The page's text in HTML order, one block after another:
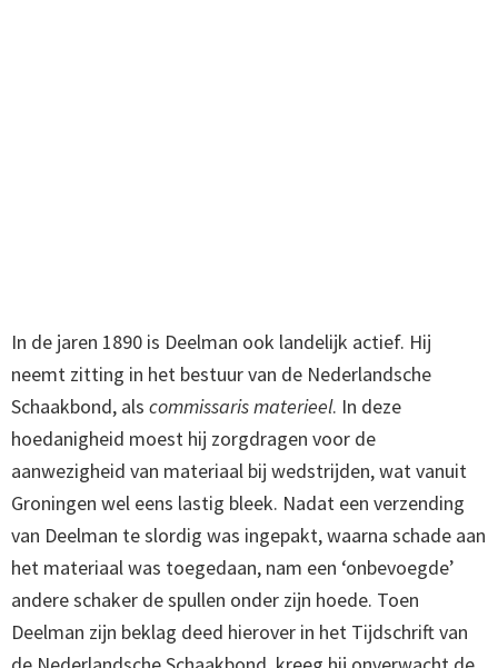
In de jaren 1890 is Deelman ook landelijk actief. Hij
neemt zitting in het bestuur van de Nederlandsche
Schaakbond, als commissaris materieel. In deze
hoedanigheid moest hij zorgdragen voor de
aanwezigheid van materiaal bij wedstrijden, wat vanuit
Groningen wel eens lastig bleek. Nadat een verzending
van Deelman te slordig was ingepakt, waarna schade aan
het materiaal was toegedaan, nam een ‘onbevoegde’
andere schaker de spullen onder zijn hoede. Toen
Deelman zijn beklag deed hierover in het Tijdschrift van